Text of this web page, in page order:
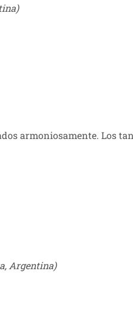
armoniosamente. Los
Argentina)